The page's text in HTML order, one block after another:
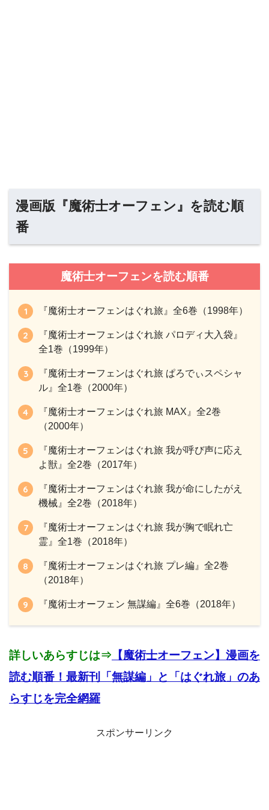
漫画版『魔術士オーフェン』を読む順
番
魔術士オーフェンを読む順番
『魔術士オーフェンはぐれ旅』全6巻（1998年）
『魔術士オーフェンはぐれ旅 パロディ大入袋』
全1巻（1999年）
『魔術士オーフェンはぐれ旅 ぱろでぃスペシャ
ル』全1巻（2000年）
『魔術士オーフェンはぐれ旅 MAX』全2巻
（2000年）
『魔術士オーフェンはぐれ旅 我が呼び声に応え
よ獣』全2巻（2017年）
『魔術士オーフェンはぐれ旅 我が命にしたがえ
機械』全2巻（2018年）
『魔術士オーフェンはぐれ旅 我が胸で眠れ亡
霊』全1巻（2018年）
『魔術士オーフェンはぐれ旅 プレ編』全2巻
（2018年）
『魔術士オーフェン 無謀編』全6巻（2018年）
詳しいあらすじは⇒ 【魔術士オーフェン】漫画を
読む順番！最新刊「無謀編」と「はぐれ旅」のあ
らすじを完全網羅
スポンサーリンク